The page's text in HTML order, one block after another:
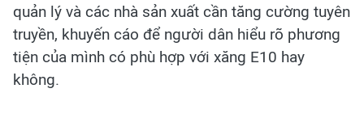
quản lý và các nhà sản xuất cần tăng cường tuyên
truyền, khuyến cáo để người dân hiểu rõ phương
tiện của mình có phù hợp với xăng E10 hay
không.